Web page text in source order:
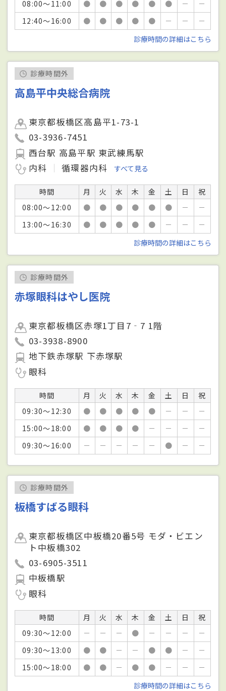
08:00～11:00 ● ● ● ● ● ● －
－
12:40～16:00
● ● ● ● ● － －
－
診療時間の詳細はこちら
診療時間外
高島平中央総合病院
東京都板橋区高島平1-73-1
03-3936-7451
西台駅 高島平駅 東武練馬駅
内科
循環器内科 すべて見る
時間 月 火 水 木 金 土 日
祝
08:00～12:00
● ● ● ● ● ● －
－
13:00～16:30
● ● ● ● ● － －
－
診療時間の詳細はこちら
診療時間外
赤塚眼科はやし医院
東京都板橋区赤塚1丁目7‐7 1階
03-3938-8900
地下鉄赤塚駅 下赤塚駅
眼科
時間 月 火 水 木 金 土 日
祝
09:30～12:30
● ● ● ● ● － －
－
15:00～18:00
● ● ● ● － － －
－
09:30～16:00
－ － － － － ● － －
診療時間外
板橋すばる眼科
東京都板橋区中板橋20番5号 モダ・ビエン
ト中板橋302
03-6905-3511
中板橋駅
眼科
時間 月 火 水 木 金 土 日
祝
09:30～12:00
－ － － ● － － －
－
09:30～13:00
● ● － － ● ● －
－
15:00～18:00
● ● － ● ● － －
－
診療時間の詳細はこちら